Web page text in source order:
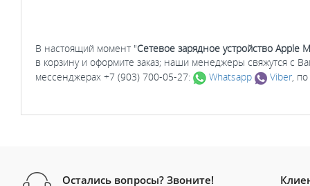
В настоящий момент "Сетевое зарядное устройство Apple
в корзину и оформите заказ; наши менеджеры свяжутся с
мессенджерах +7 (903) 700-05-27:
Whatsapp Viber,
Остались вопросы? Звоните!